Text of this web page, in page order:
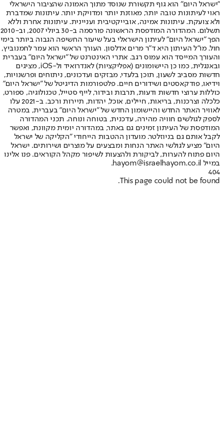
"ישראל היום" הוא גוף תקשורת שנוסד מתוך האמונה שהציבור הישראלי
ראוי לעיתונות טובה יותר, מאוזנת יותר ומדויקת יותר. עיתונות שמדברת
ולא צועקת. עיתונות אמינה, אובייקטיבית ועניינית. עיתונות אחרת וללא
תשלום. המהדורה המודפסת הראשונה פורסמה ב-30 ביולי 2007, וב-2010
הפך "ישראל היום" לעיתון הישראלי בעל שיעור החשיפה הגבוה ביותר בימי
חול. מו"ל העיתון היא ד"ר מרים אדלסון. העורך הראשי הוא עמר לחמנוביץ,
והעורך המייסד הוא עמוס רגב. אתרי האינטרנט של "ישראל היום" בעברית
ובאנגלית, כמו כן היישומונים (אפליקציות) לאנדרואיד ול-iOS, מציגים
חדשות מסביב לשעון, תוכן בלעדי, מבזקים ועדכונים, ניתוחים ופרשנויות,
וידיאו, פודקאסטים ושידורים חיים. פלטפורמות הדיגיטל של "ישראל היום"
כוללות ערוצי חדשות ודעות, תרבות ובידור, לייף סטייל, טכנולוגיה, ספורט,
כלכלה וצרכנות, בריאות, חיילים, אוכל, יהדות, תיירות ורכב. ב-2021 עלו
לאוויר האתר החדש והיישומון החדש של "ישראל היום" בעברית, במטרה
לספק לגולשים חוויה מהירה, עדכנית, בטוחה ונוחה. תכני המהדורה
המודפסת של העיתון זמינים גם באתר, במהדורה יומית מקוונת, ואפשר
לקבל אותם גם בניוזלטר. מועדון ההטבות הייחודי "הקליקה של ישראל
היום" מציע לגולשי האתר הנחות ומבצעים על מוצרים ושירותים. ישראל
היום פתוח להערות, לביקורת ולהצעות לשיפור מקהל הקוראים. פנו אלינו
במייל hayom@israelhayom.co.il.
404
This page could not be found.